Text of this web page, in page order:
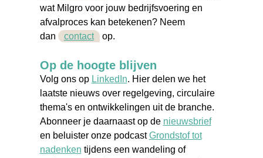
wat Milgro voor jouw bedrijfsvoering en
afvalproceskan betekenen? Neem
dan
contact op.
Op de hoogte blijven
Volg ons op LinkedIn. Hier delen we het
laatste nieuws over regelgeving, circulaire
thema's en ontwikkelingen uit de branche.
Abonneer je daarnaast op de nieuwsbrief
en beluister onze podcastGrondstof tot
nadenken tijdens een wandeling of